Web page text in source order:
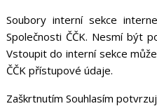
Soubory interní sekce
Společnosti ČČK. Nesmí být
Vstoupit do interní sekce
ČČK přístupové údaje.
Zaškrtnutím Souhlasím